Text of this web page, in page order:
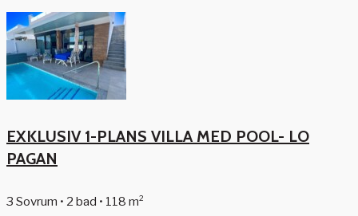
EXKLUSIV 1-PLANS VILLA MED POOL- LO
PAGAN
3 Sovrum • 2 bad • 118 m²